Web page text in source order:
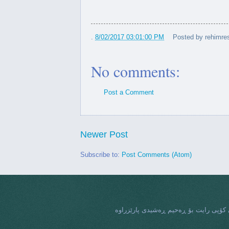
لە رێفراندۆمی
س...
سەربەخۆی...
کەسوکاری شەهیدان بەڵێ بۆ
ریفراندۆم
Jim Gilchrist :Yes to an
Kurdistan
نەشڤیل بۆ داکۆکی لە
8/02/2017 03:01:00 PM Posted by
No comments:
Post a Comment
Newer Post
Subscribe to: Post Comments (Atom)